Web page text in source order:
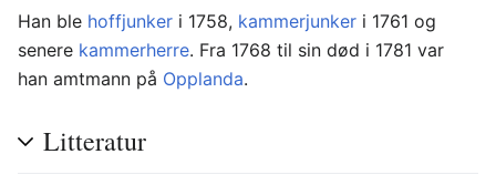
Han ble hoffjunker i 1758, kammerjunker i 1761 og
senere kammerherre. Fra 1768 til sin død i 1781 var
han amtmann på Opplanda.
Litteratur